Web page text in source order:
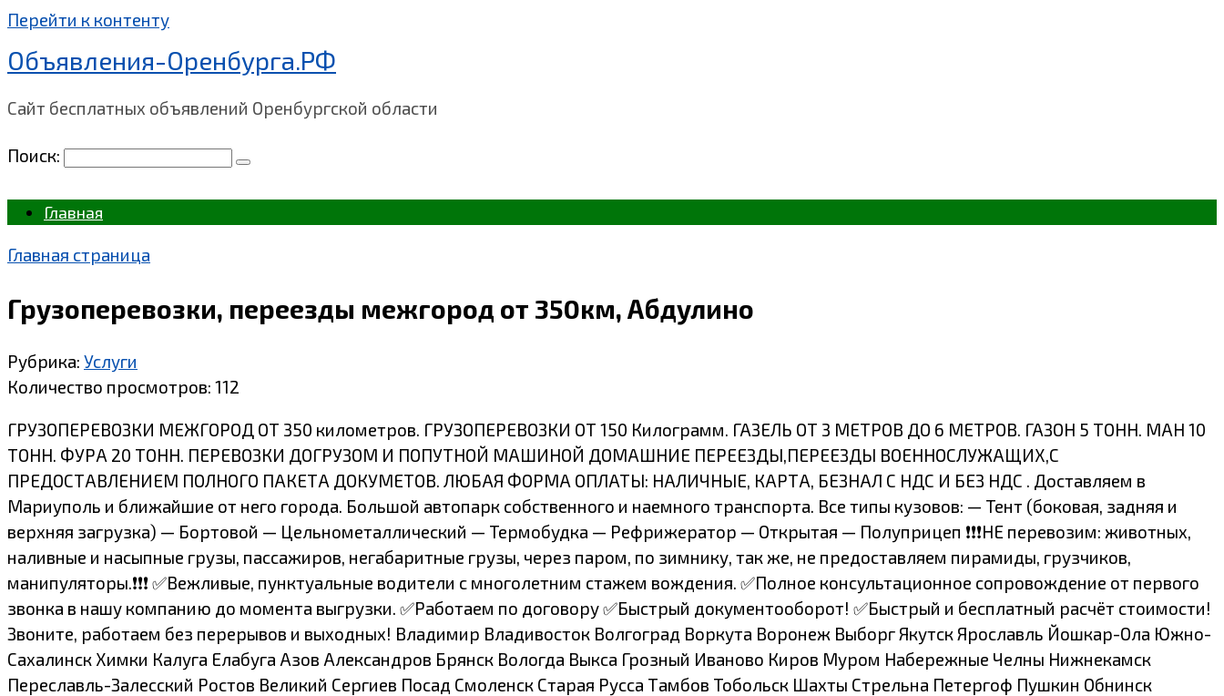
Перейти к контенту
Объявления-Оренбурга.РФ
Сайт бесплатных объявлений Оренбургской области
Поиск:
Главная
Главная страница
Грузоперевозки, переезды межгород от 350км, Абдулино
Рубрика: Услуги
Количество просмотров: 112
ГРУЗОПЕРЕВОЗКИ МЕЖГОРОД ОТ 350 километров. ГРУЗОПЕРЕВОЗКИ ОТ 150 Килограмм. ГАЗЕЛЬ ОТ 3 МЕТРОВ ДО 6 МЕТРОВ. ГАЗОН 5 ТОНН. МАН 10
ТОНН. ФУРА 20 ТОНН. ПЕРЕВОЗКИ ДОГРУЗОМ И ПОПУТНОЙ МАШИНОЙ ДОМАШНИЕ ПЕРЕЕЗДЫ,ПЕРЕЕЗДЫ ВОЕННОСЛУЖАЩИХ,С
ПРЕДОСТАВЛЕНИЕМ ПОЛНОГО ПАКЕТА ДОКУМЕТОВ. ЛЮБАЯ ФОРМА ОПЛАТЫ: НАЛИЧНЫЕ, КАРТА, БЕЗНАЛ С НДС И БЕЗ НДС . Доставляем в
Мариуполь и ближайшие от него города. Большой автопарк собственного и наемного транспорта. Все типы кузовов: — Тент (боковая, задняя и
верхняя загрузка) — Бортовой — Цельнометаллический — Термобудка — Рефрижератор — Открытая — Полуприцеп ❗❗❗НЕ перевозим: животных,
наливные и насыпные грузы, пассажиров, негабаритные грузы, через паром, по зимнику, так же, не предоставляем пирамиды, грузчиков,
манипуляторы.❗❗❗ ✅Вежливые, пунктуальные водители с многолетним стажем вождения. ✅Полное консультационное сопровождение от первого
звонка в нашу компанию до момента выгрузки. ✅Работаем по договору ✅Быстрый документооборот! ✅Быстрый и бесплатный расчёт стоимости!
Звоните, работаем без перерывов и выходных! Владимир Владивосток Волгоград Воркута Воронеж Выборг Якутск Ярославль Йошкар-Ола Южно-
Сахалинск Химки Калуга Елабуга Азов Александров Брянск Вологда Выкса Грозный Иваново Киров Муром Набережные Челны Нижнекамск
Переславль-Залесский Ростов Великий Сергиев Посад Смоленск Старая Русса Тамбов Тобольск Шахты Стрельна Петергоф Пушкин Обнинск